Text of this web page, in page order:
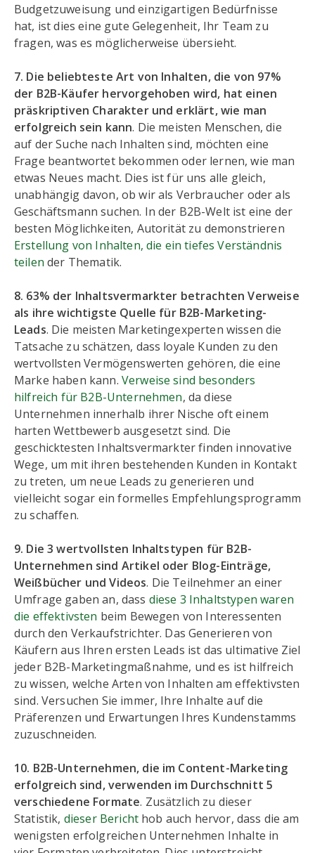
Budgetzuweisung und einzigartigen Bedürfnisse
hat, ist dies eine gute Gelegenheit, Ihr Team zu
fragen, was es möglicherweise übersieht.
7. Die beliebteste Art von Inhalten, die von 97%
der B2B-Käufer hervorgehoben wird, hat einen
präskriptiven Charakter und erklärt, wie man
erfolgreich sein kann. Die meisten Menschen, die
auf der Suche nach Inhalten sind, möchten eine
Frage beantwortet bekommen oder lernen, wie man
etwas Neues macht. Dies ist für uns alle gleich,
unabhängig davon, ob wir als Verbraucher oder als
Geschäftsmann suchen. In der B2B-Welt ist eine der
besten Möglichkeiten, Autorität zu demonstrieren
Erstellung von Inhalten, die ein tiefes Verständnis
teilen der Thematik.
8. 63% der Inhaltsvermarkter betrachten Verweise
als ihre wichtigste Quelle für B2B-Marketing-
Leads. Die meisten Marketingexperten wissen die
Tatsache zu schätzen, dass loyale Kunden zu den
wertvollsten Vermögenswerten gehören, die eine
Marke haben kann. Verweise sind besonders
hilfreich für B2B-Unternehmen, da diese
Unternehmen innerhalb ihrer Nische oft einem
harten Wettbewerb ausgesetzt sind. Die
geschicktesten Inhaltsvermarkter finden innovative
Wege, um mit ihren bestehenden Kunden in Kontakt
zu treten, um neue Leads zu generieren und
vielleicht sogar ein formelles Empfehlungsprogramm
zu schaffen.
9. Die 3 wertvollsten Inhaltstypen für B2B-
Unternehmen sind Artikel oder Blog-Einträge,
Weißbücher und Videos. Die Teilnehmer an einer
Umfrage gaben an, dass diese 3 Inhaltstypen waren
die effektivsten beim Bewegen von Interessenten
durch den Verkaufstrichter. Das Generieren von
Käufern aus Ihren ersten Leads ist das ultimative Ziel
jeder B2B-Marketingmaßnahme, und es ist hilfreich
zu wissen, welche Arten von Inhalten am effektivsten
sind. Versuchen Sie immer, Ihre Inhalte auf die
Präferenzen und Erwartungen Ihres Kundenstamms
zuzuschneiden.
10. B2B-Unternehmen, die im Content-Marketing
erfolgreich sind, verwenden im Durchschnitt 5
verschiedene Formate. Zusätzlich zu dieser
Statistik, dieser Bericht hob auch hervor, dass die am
wenigsten erfolgreichen Unternehmen Inhalte in